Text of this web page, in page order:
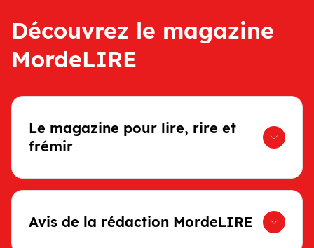
Découvrez le magazine
MordeLIRE
Le magazine pour lire, rire et
frémir
Avis de la rédaction MordeLIRE